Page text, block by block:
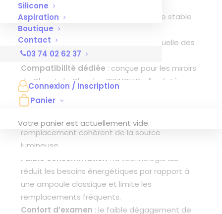
Silicone
Aspiration
Boutique
Contact
03 74 02 62 37
Connexion / Inscription
Panier
Votre panier est actuellement vide.
Technologie LED
: apporte une lumière stable
et homogène, adaptée aux examens
nécessitant une bonne perception visuelle des
détails.
Compatibilité dédiée : conçue pour les miroirs
de Clar et de Chardon SPENGLER, elle s’intègre
sans modification de l’instrument.
Format 3,5 V
indiquée pour le miroir frontal de Clar, pour un
remplacement cohérent de la source
lumineuse.
Faible consommation : la technologie LED
réduit les besoins énergétiques par rapport à
une ampoule classique et limite les
remplacements fréquents.
Confort d’examen : le faible dégagement de